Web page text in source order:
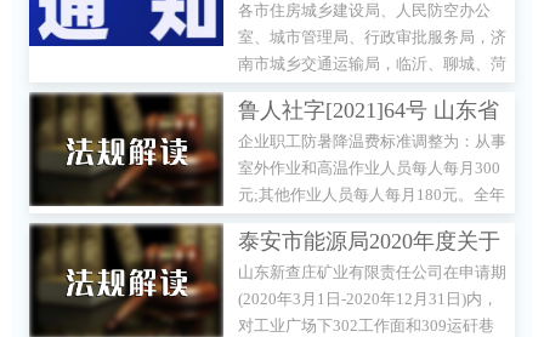
室关于进一步优化房屋建筑
和市政基础设施工程竣工验
收阶段验收备案事项的通知
各市住房城乡建设局、人民防空办公
室、城市管理局、行政审批服务局，济
南市城乡交通运输局，临沂、聊城、菏
泽市自然资源和规划局： 为贯彻落实
《山东省人民政府关于印发山东省优化
营商环境创新突破行动实施方案的通
知》（鲁政发〔2021〕6号）要求，进
一步优化营商环境，提高房屋建筑和市
事项审批效率，现将有关事项通知如
下。
鲁人社字[2021]64号 山东省
人力资源和社会保障厅 山东
省财政厅 山东省卫生健康委
员会 国家税务总局山东省税
务局关于发布企业职工防暑
降温费标准的通知
企业职工防暑降温费标准调整为：从事
室外作业和高温作业人员每人每月300
元;其他作业人员每人每月180元。全年
按6月、7月、8月、9月共4个月计发。
防暑降温费列入企业成本费用。
泰安市能源局2020年度关于
全市符合煤炭资源税优惠条
件煤矿名单的公告
山东新查庄矿业有限责任公司在申请期
(2020年3月1日-2020年12月31日)内，
对工业广场下302工作面和309运矸巷